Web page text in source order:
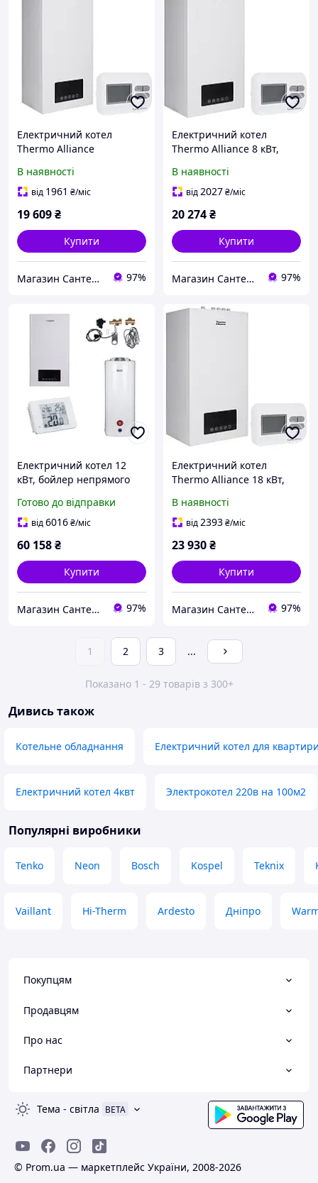
Електричний котел
Thermo Alliance
одноконтурний, з
кімнатним термостатом
В наявності
від 1961 ₴/міс
19 609₴
Купити
Магазин Сантехнік 97%
Електричний котел
Thermo Alliance 8 кВт,
кімнатним термостатом
(SD00047728)
В наявності
від2027₴/міс
20 274₴
Купити
Магазин Сантехнік 97%
Електричний котел 12
кВт, бойлер непрямого
Fi:Преміальна система
опалення Thermo Alliance
Готово до відправки
від6016₴/міс
60 158₴
Купити
Магазин Сантехнік 97%
Електричний котел
Thermo Alliance 18 кВт,
термостатом
(SD00050443)
В наявності
від2393₴/міс
23 930₴
Купити
Магазин Сантехнік 97%
1 2 3 ...
Показано 1 - 29 товарів з 300+
Дивись також
Котельне обладнання Електричний котел для
Електричний котел 4квт Электрокотел 220в на 100м2
Популярні виробники
Tenko Neon Bosch Kospel Teknix
Vaillant Hi-Therm Ardesto Дніпро
Покупцям
Продавцям
Про нас
Партнери
Тема - світла BETA
© Prom.ua — маркетплейс України, 2008-2026